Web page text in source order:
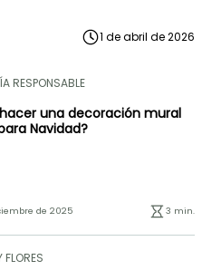
1 de abril de 2026
RESPONSABLE
una decoración mural
Navidad?
de 2025 3 min.
FLORES